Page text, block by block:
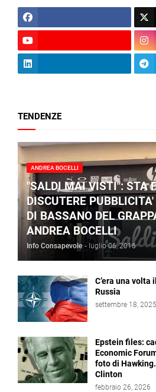
TENDENZE
ANDREA BOCELLI
"SALDI MAI VISTI": STA
DISCUTERE
DI BASSANO DEL
ANDREA BOCELLI
Info Consapevole - luglio 06, 2016
C’era una volta
Russia
settembre 18, 2025
Epstein files:
Economic
foto di
Clinton
febbraio 26, 2026